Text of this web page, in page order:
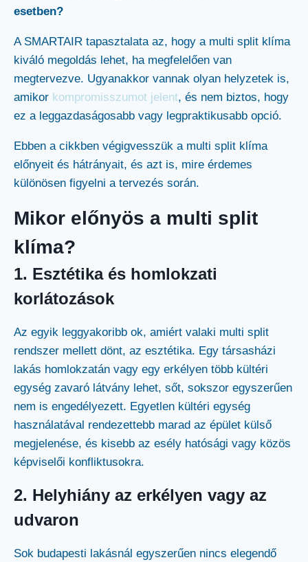
esetben?
A SMARTAIR tapasztalata az, hogy a multi split klíma
kiváló megoldás lehet, ha megfelelően van
megtervezve. Ugyanakkor vannak olyan helyzetek is,
amikor kompromisszumot jelent, és nem biztos, hogy
ez a leggazdaságosabb vagy legpraktikusabb opció.
Ebben a cikkben végigvesszük a multi split klíma
előnyeit és hátrányait, és azt is, mire érdemes
különösen figyelni a tervezés során.
Mikor előnyös a multi split
klíma?
1. Esztétika és homlokzati
korlátozások
Az egyik leggyakoribb ok, amiért valaki multi split
rendszer mellett dönt, az esztétika. Egy társasházi
lakás homlokzatán vagy egy erkélyen több kültéri
egység zavaró látvány lehet, sőt, sokszor egyszerűen
nem is engedélyezett. Egyetlen kültéri egység
használatával rendezettebb marad az épület külső
megjelenése, és kisebb az esély hatósági vagy közös
képviselői konfliktusokra.
2. Helyhiány az erkélyen vagy az
udvaron
Sok budapesti lakásnál egyszerűen nincs elegendő